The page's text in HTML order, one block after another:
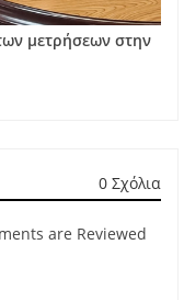
μετρήσεων στην
0 Σχόλια
are Reviewed